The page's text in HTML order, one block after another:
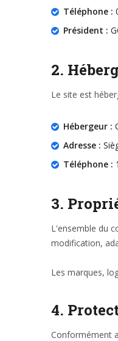
Téléphone :
Président :
2.
Le site est
Hébergeur :
Adresse :
Téléphone :
3.
L'ensemble du
modification,
Les marques,
4.
Conformément